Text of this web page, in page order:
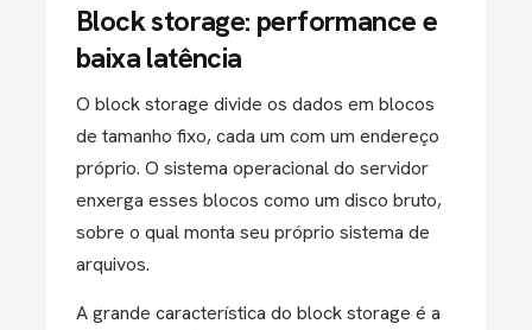
Block storage: performance e
baixa latência
O block storage divide os dados em blocos
de tamanho fixo, cada um com um endereço
próprio. O sistema operacional do servidor
enxerga esses blocos como um disco bruto,
sobre o qual monta seu próprio sistema de
arquivos.
A grande característica do block storage é a